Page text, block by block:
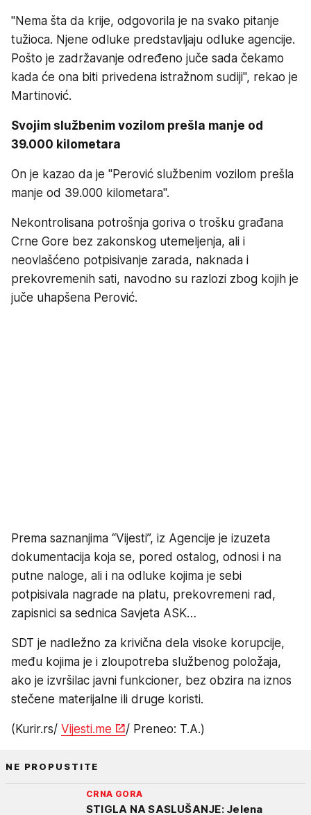
"Nema šta da krije, odgovorila je na svako pitanje
tužioca. Njene odluke predstavljaju odluke agencije.
Pošto je zadržavanje određeno juče sada čekamo
kada će ona biti privedena istražnom sudiji", rekao je
Martinović.
Svojim službenim vozilom prešla manje od
39.000 kilometara
On je kazao da je "Perović službenim vozilom prešla
manje od 39.000 kilometara".
Nekontrolisana potrošnja goriva o trošku građana
Crne Gore bez zakonskog utemeljenja, ali i
neovlašćeno potpisivanje zarada, naknada i
prekovremenih sati, navodno su razlozi zbog kojih je
juče uhapšena Perović.
Prema saznanjima “Vijesti”, iz Agencije je izuzeta
dokumentacija koja se, pored ostalog, odnosi i na
putne naloge, ali i na odluke kojima je sebi
potpisivala nagrade na platu, prekovremeni rad,
zapisnici sa sednica Savjeta ASK…
SDT je nadležno za krivična dela visoke korupcije,
među kojima je i zloupotreba službenog položaja,
ako je izvršilac javni funkcioner, bez obzira na iznos
stečene materijalne ili druge koristi.
(Kurir.rs/ Vijesti.me / Preneo: T.A.)
NE PROPUSTITE
CRNA GORA
STIGLA NA SASLUŠANJE: Jelena